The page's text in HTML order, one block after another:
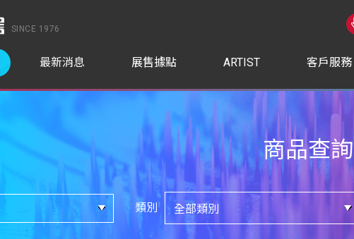
SINCE 1976
最新消息 展售據點 ARTIST 客戶服務
商品查詢
類別